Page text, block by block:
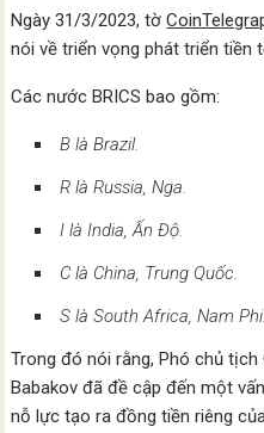
Ngày 31/3/2023, tờ
nói về triển vọng phát triển tiền
Các nước BRICS bao gồm:
B là Brazil.
R là Russia, Nga.
I là India, Ấn Độ.
C là China, Trung Quốc.
S là South Africa, Nam Phi.
Trong đó nói rằng, Phó chủ
Babakov đã đề cập đến một
nỗ lực tạo ra đồng tiền riêng